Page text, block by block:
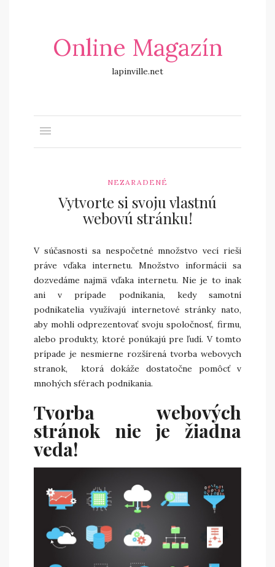
Online Magazín
lapinville.net
NEZARADENÉ
Vytvorte si svoju vlastnú
webovú stránku!
V súčasnosti sa nespočetné množstvo vecí rieši
práve vďaka internetu. Množstvo informácii sa
dozvedáme najmä vďaka internetu. Nie je to inak
ani v prípade podnikania, kedy samotní
podnikatelia využívajú internetové stránky nato,
aby mohli odprezentovať svoju spoločnosť, firmu,
alebo produkty, ktoré ponúkajú pre ľudí. V tomto
prípade je nesmierne rozšírená tvorba webovych
stranok, ktorá dokáže dostatočne pomôcť v
mnohých sférach podnikania.
Tvorba webových
stránok nie je žiadna
veda!